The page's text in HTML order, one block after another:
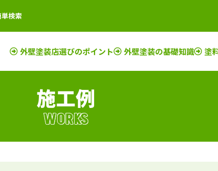
検索
外壁塗装店選びのポイント 外壁塗装の基礎知識 塗
塗装店
塗装店
施工例
塗装店
施工例
塗装店
滋賀県
京都府
大阪府
施工例
塗装店
三重県
施工例
塗装店
岡山県
広島県
施工例
WORKS